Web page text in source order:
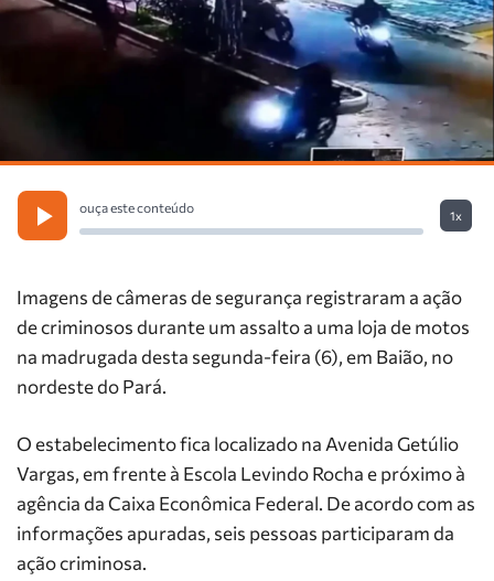
ouça este conteúdo
1x
Imagens de câmeras de segurança registraram a ação
de criminosos durante um assalto a uma loja de motos
na madrugada desta segunda-feira (6), em Baião, no
nordeste do Pará.
O estabelecimento fica localizado na Avenida Getúlio
Vargas, em frente à Escola Levindo Rocha e próximo à
agência da Caixa Econômica Federal. De acordo com as
informações apuradas, seis pessoas participaram da
ação criminosa.